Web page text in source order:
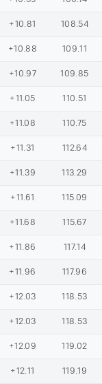
+10.81 108.54
+10.88 109.11
+10.97 109.85
+11.05 110.51
+11.08 110.75
+11.31 112.64
+11.39 113.29
+11.61 115.09
+11.68 115.67
+11.86 117.14
+11.96 117.96
+12.03 118.53
+12.03 118.53
+12.09 119.02
+12.11 119.19